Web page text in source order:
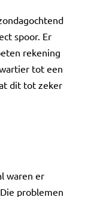
spoor. Er
rekening
tot een
dit tot zeker
waren er
problemen